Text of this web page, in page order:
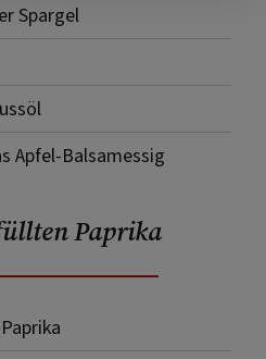
Spargel
Apfel-Balsamessig
Paprika